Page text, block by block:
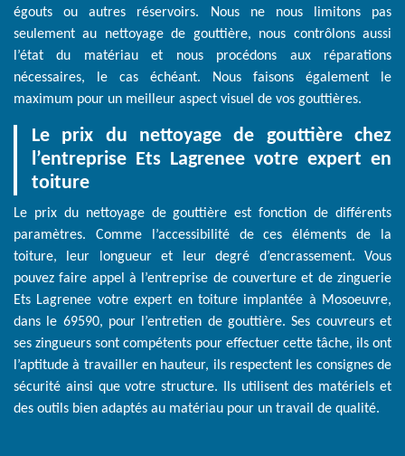
égouts ou autres réservoirs. Nous ne nous limitons pas
seulement au nettoyage de gouttière, nous contrôlons aussi
l’état du matériau et nous procédons aux réparations
nécessaires, le cas échéant. Nous faisons également le
maximum pour un meilleur aspect visuel de vos gouttières.
Le prix du nettoyage de gouttière chez
l’entreprise Ets Lagrenee votre expert en
toiture
Le prix du nettoyage de gouttière est fonction de différents
paramètres. Comme l’accessibilité de ces éléments de la
toiture, leur longueur et leur degré d’encrassement. Vous
pouvez faire appel à l’entreprise de couverture et de zinguerie
Ets Lagrenee votre expert en toiture implantée à Mosoeuvre,
dans le 69590, pour l’entretien de gouttière. Ses couvreurs et
ses zingueurs sont compétents pour effectuer cette tâche, ils ont
l’aptitude à travailler en hauteur, ils respectent les consignes de
sécurité ainsi que votre structure. Ils utilisent des matériels et
des outils bien adaptés au matériau pour un travail de qualité.